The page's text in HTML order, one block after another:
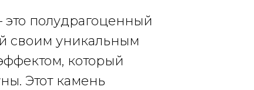
полудрагоценный
своим уникальным
который
Этот камень